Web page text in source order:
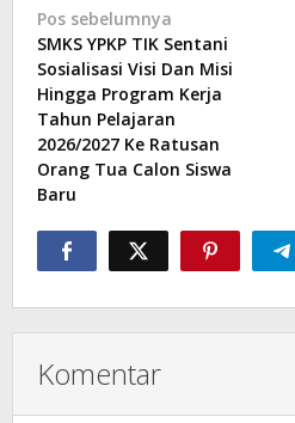
Navigasi
pos
Pos sebelumnya
SMKS YPKP TIK Sentani
Sosialisasi Visi Dan Misi
Hingga Program Kerja
Tahun Pelajaran
2026/2027 Ke Ratusan
Orang Tua Calon Siswa
Baru
Komentar